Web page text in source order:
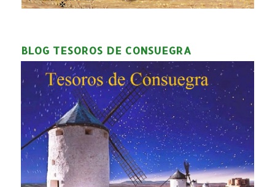
BLOG TESOROS DE CONSUEGRA